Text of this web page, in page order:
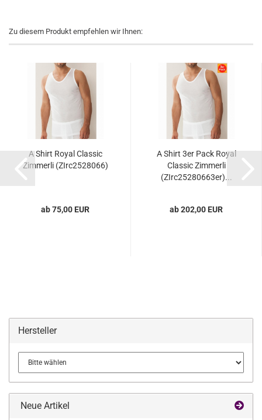
Zu diesem Produkt empfehlen wir Ihnen:
A Shirt Royal Classic
Zimmerli (ZIrc2528066)
ab 75,00 EUR
A Shirt 3er Pack Royal
Classic Zimmerli
(ZIrc25280663er)...
ab 202,00 EUR
Hersteller
Neue Artikel